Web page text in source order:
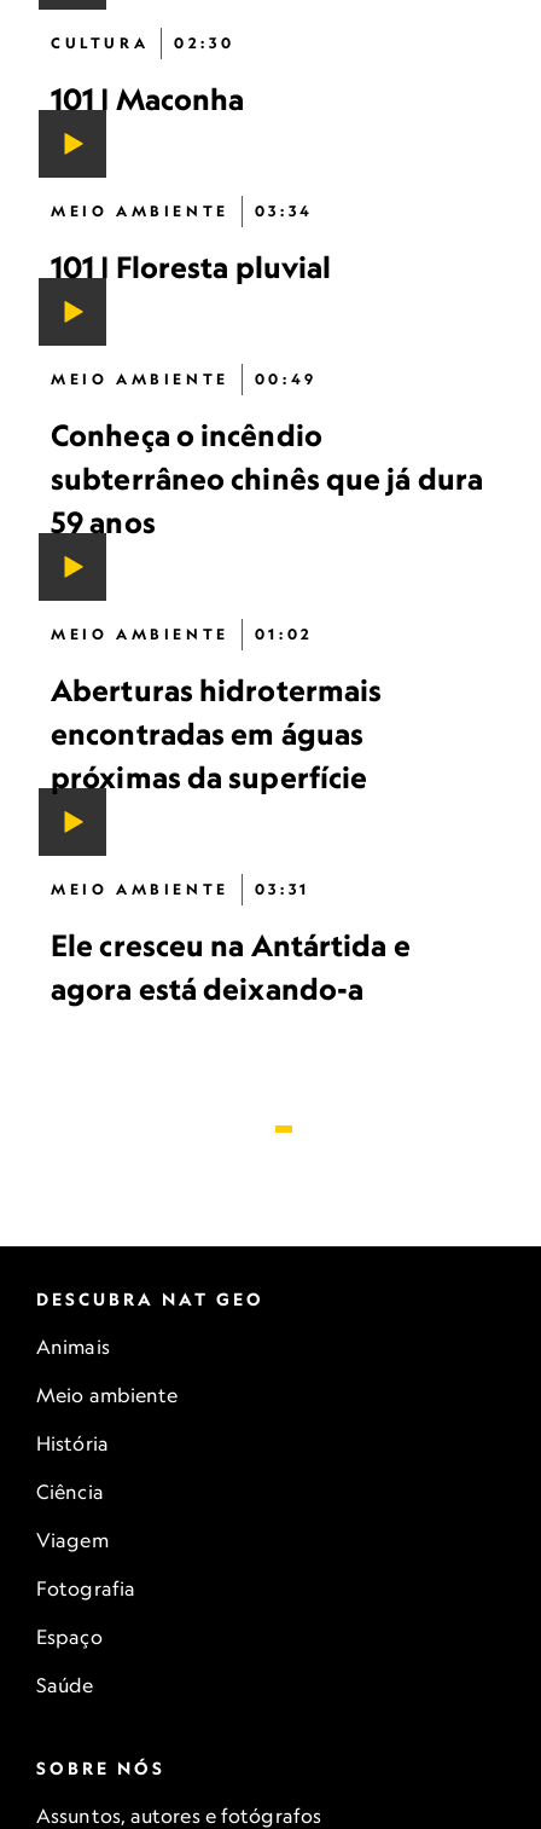
CULTURA 02:30
101 | Maconha
MEIO AMBIENTE 03:34
101 | Floresta pluvial
MEIO AMBIENTE 00:49
Conheça o incêndio
subterrâneo chinês que já dura
59 anos
MEIO AMBIENTE 01:02
Aberturas hidrotermais
encontradas em águas
próximas da superfície
MEIO AMBIENTE 03:31
Ele cresceu na Antártida e
agora está deixando-a
DESCUBRA NAT GEO
Animais
Meio ambiente
História
Ciência
Viagem
Fotografia
Espaço
Saúde
SOBRE NÓS
Assuntos, autores e fotógrafos